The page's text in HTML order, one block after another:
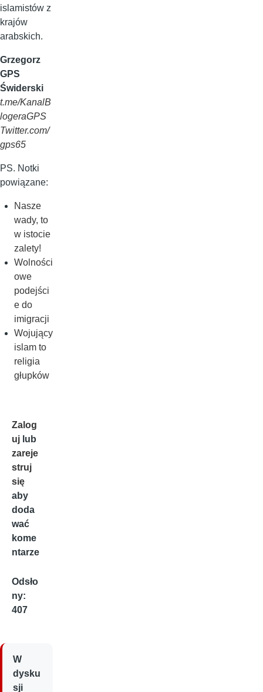
islamistów z
krajów
arabskich.
Grzegorz
GPS
Świderski
t.me/KanalB
logeraGPS
Twitter.com/
gps65
PS. Notki
powiązane:
Nasze
wady, to
w istocie
zalety!
Wolności
owe
podejści
e do
imigracji
Wojujący
islam to
religia
głupków
Zalog
uj lub
zareje
struj
się
aby
doda
wać
kome
ntarze
Odsło
ny:
407
W
dysku
sji